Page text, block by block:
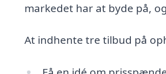
markedet har at byde på,
At indhente tre tilbud på